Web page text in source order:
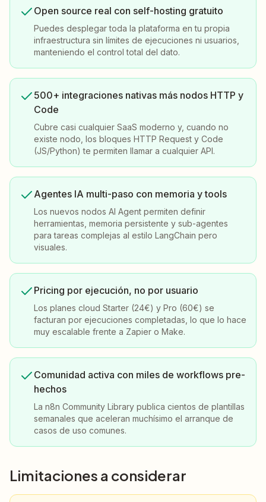
Open source real con self-hosting gratuito
Puedes desplegar toda la plataforma en tu propia
infraestructura sin límites de ejecuciones ni usuarios,
manteniendo el control total del dato.
500+ integraciones nativas más nodos HTTP y
Code
Cubre casi cualquier SaaS moderno y, cuando no
existe nodo, los bloques HTTP Request y Code
(JS/Python) te permiten llamar a cualquier API.
Agentes IA multi-paso con memoria y tools
Los nuevos nodos AI Agent permiten definir
herramientas, memoria persistente y sub-agentes
para tareas complejas al estilo LangChain pero
visuales.
Pricing por ejecución, no por usuario
Los planes cloud Starter (24€) y Pro (60€) se
facturan por ejecuciones completadas, lo que lo hace
muy escalable frente a Zapier o Make.
Comunidad activa con miles de workflows pre-
hechos
La n8n Community Library publica cientos de plantillas
semanales que aceleran muchísimo el arranque de
casos de uso comunes.
Limitaciones a considerar